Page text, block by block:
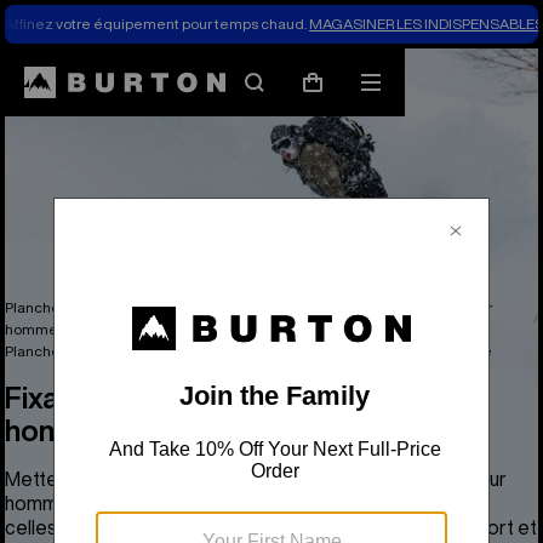
Affinez votre équipement pour temps chaud. MAGASINER LES
Rechercher
PanierMenu
Planches à neige, vêtements de dessus, vêtements et accessoires pour
hommes
Planche à neige pour homme
Fixations de planche à neige pour homme
Fixations de planche à neige pour
homme
Mettez vos pieds sur les fixations de planche à neige pour
hommes Step On® de Burton ou encore attachez-les à
celles-ci, afin de bénéficier de performances, d’un confort et